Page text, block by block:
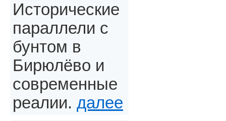
Исторические
параллели с
бунтом в
Бирюлёво и
современные
реалии. далее